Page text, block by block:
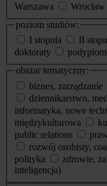
Warszawa
Wrocław
poziom studiów:
I stopnia
II
doktoraty
obszar tematyczny:
biznes, zarządzanie
dziennikarstwo,
informatyka, nowe
międzykulturowa
public relations
rozwój osobisty,
polityka
zdrowie,
inteligencja)